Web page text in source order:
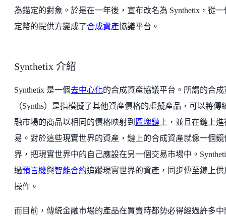
為錨定的對象。於是在一年後，宣布改名為 Synthetix，從一
定幣的提供方變成了合成資產協議平台。
Synthetix 介紹
Synthetix 是一個去中心化的合成資產協議平台。所謂的合成
（Synths）是指模擬了其他資產價格的虛擬產品，可以將傳
融市場的商品以相同的價格映射到 區塊鏈上，並且在鏈上進
易。對於這些現實世界的資產，鏈上的合成資產就像一個鏡
界，把現實世界中的自己應設在另一個交易市場中。
過預言機與智能合約追蹤現實世界的資產，同步傳至鏈上供
操作。
而目前，傳統金融市場的產品在買賣時都勢必得經過許多中